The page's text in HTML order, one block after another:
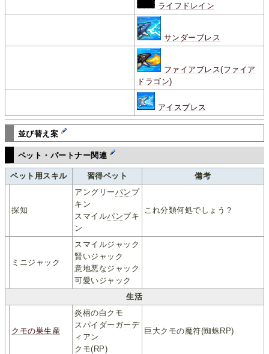
ライフドレイン
サンダーブレス
ファイアブレス(ファイア
ドラゴン)
アイスブレス
並び替え案
ペット・パートナー関連
ペット用スキル 習得ペット 備考
探知
アングリーパン プ
キン
スマイルパンプキ
ン
これ分類何処でしょう？
ミニジャック
スマイルジャック
賢いジャック
意地悪なジャック
可愛いジャック
生活
クモの巣生産
炎柄の白クモ
スパイダーガーデ
ィアン
クモ(RP)
巨大クモの魔符(蜘蛛RP)